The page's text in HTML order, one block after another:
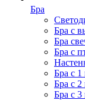
Бра
Бра с
Бра
Бра с
Бра с
Бра с
Бра с